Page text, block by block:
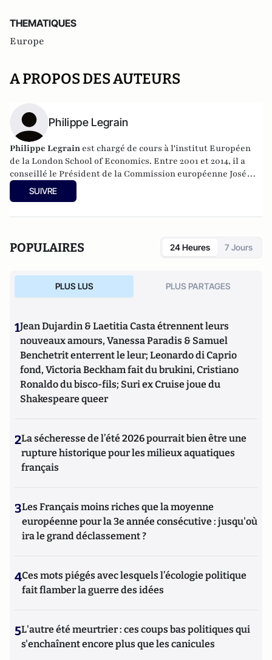
THEMATIQUES
Europe
A PROPOS DES AUTEURS
Philippe Legrain
Philippe Legrain est chargé de cours à l'institut Européen
de la London School of Economics. Entre 2001 et 2014, il a
conseillé le Président de la Commission européenne José
Manuel Barroso. Son dernier livre :
Economies and Politics are in a Mess – and How to Put Them Right
SUIVRE
POPULAIRES 24 Heures 7 Jours
PLUS LUS PLUS PARTAGES
1Jean Dujardin & Laetitia Casta étrennent leurs
nouveaux amours, Vanessa Paradis & Samuel
Benchetrit enterrent le leur; Leonardo di Caprio
fond, Victoria Beckham fait du brukini, Cristiano
Ronaldo du bisco-fils; Suri ex Cruise joue du
Shakespeare queer
2La sécheresse de l’été 2026 pourrait bien être une
rupture historique pour les milieux aquatiques
français
3Les Français moins riches que la moyenne
européenne pour la 3e année consécutive : jusqu'où
ira le grand déclassement ?
4Ces mots piégés avec lesquels l’écologie politique
fait flamber la guerre des idées
5L'autre été meurtrier : ces coups bas politiques qui
s'enchaînent encore plus que les canicules